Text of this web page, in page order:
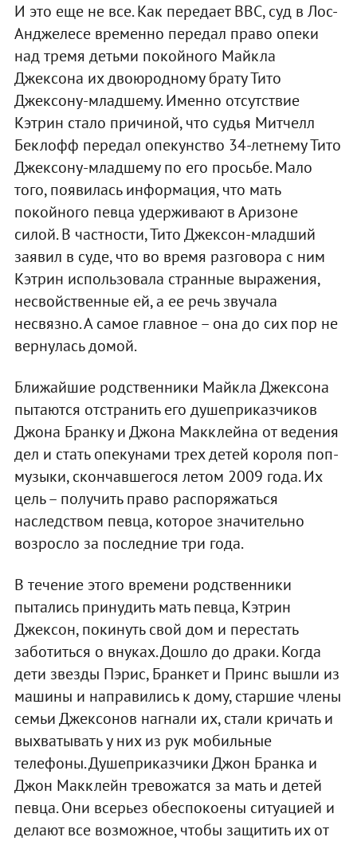
И это еще не все. Как передает BBC, суд в Лос-
Анджелесе временно передал право опеки
над тремя детьми покойного Майкла
Джексона их двоюродному брату Тито
Джексону-младшему. Именно отсутствие
Кэтрин стало причиной, что судья Митчелл
Беклофф передал опекунство 34-летнему Тито
Джексону-младшему по его просьбе. Мало
того, появилась информация, что мать
покойного певца удерживают в Аризоне
силой. В частности, Тито Джексон-младший
заявил в суде, что во время разговора с ним
Кэтрин использовала странные выражения,
несвойственные ей, а ее речь звучала
несвязно. А самое главное – она до сих пор не
вернулась домой.
Ближайшие родственники Майкла Джексона
пытаются отстранить его душеприказчиков
Джона Бранку и Джона Макклейна от ведения
дел и стать опекунами трех детей короля поп-
музыки, скончавшегося летом 2009 года. Их
цель – получить право распоряжаться
наследством певца, которое значительно
возросло за последние три года.
В течение этого времени родственники
пытались принудить мать певца, Кэтрин
Джексон, покинуть свой дом и перестать
заботиться о внуках. Дошло до драки. Когда
дети звезды Пэрис, Бранкет и Принс вышли из
машины и направились к дому, старшие члены
семьи Джексонов нагнали их, стали кричать и
выхватывать у них из рук мобильные
телефоны. Душеприказчики Джон Бранка и
Джон Макклейн тревожатся за мать и детей
певца. Они всерьез обеспокоены ситуацией и
делают все возможное, чтобы защитить их от